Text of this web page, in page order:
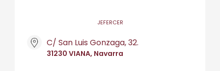
JEFERCER
C/ San Luis Gonzaga, 32.
31230 VIANA, Navarra